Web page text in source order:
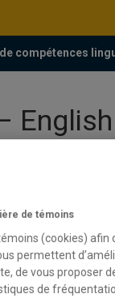
compétences
English
de témoins
(cookies) afin
permettent
de vous proposer
de